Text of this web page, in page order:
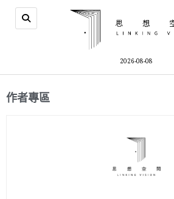
2026-08-08
作者專區